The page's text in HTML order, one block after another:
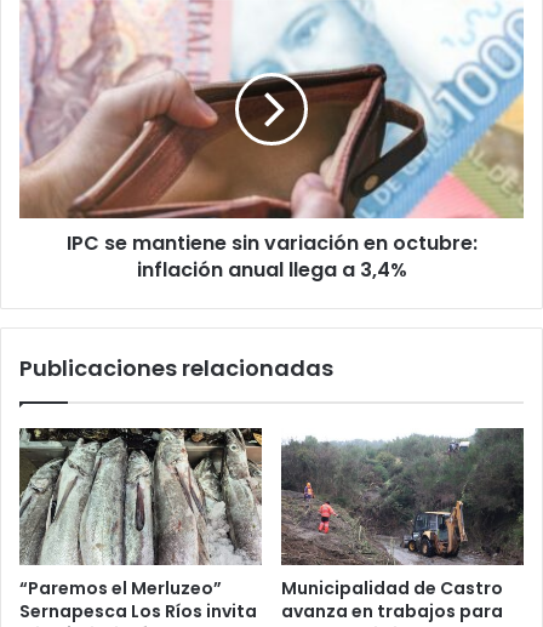
IPC
se
mantiene
sin
variación
en
octubre:
inflación
anual
IPC se mantiene sin variación en octubre:
inflación anual llega a 3,4%
Publicaciones relacionadas
“Paremos el Merluzeo”
Sernapesca Los Ríos invita
Municipalidad de Castro
avanza en trabajos para